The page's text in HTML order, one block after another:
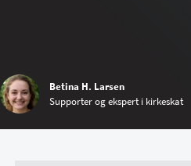
Betina H. Larsen
Supporter og ekspert i kirkeskat